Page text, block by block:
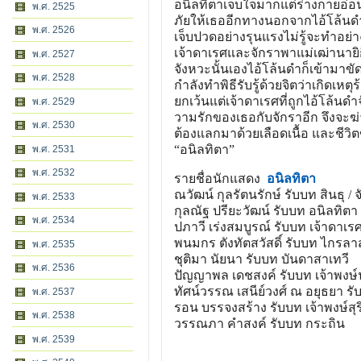
พ.ศ. 2525
พ.ศ. 2526
พ.ศ. 2527
พ.ศ. 2528
พ.ศ. 2529
พ.ศ. 2530
พ.ศ. 2531
พ.ศ. 2532
พ.ศ. 2533
พ.ศ. 2534
พ.ศ. 2535
พ.ศ. 2536
พ.ศ. 2537
พ.ศ. 2538
พ.ศ. 2539
อนิลทิตาเจ็บใจมากแต่ร่างกายอ่
ภัยให้เธออีกทางนอกจากไอ้โล้น
เจ็บปวดอย่างรุนแรงไม่รู้จะทำอย่
เจ้าดาเรศและจักราพาแม่เฒ่าน
จังหวะนั้นเองไอ้โล้นดำก็เข้ามา
กำลังทำพิธีรับรู้ด้วยจิตว่าเกิดเห
ยกเว้นแต่เจ้าดาเรศที่ถูกไอ้โล้นด
วามรักของเธอกับจักราอีก จึงจะ
ต้องแลกมาด้วยเลือดเนื้อ และชีวิ
“อนิลทิตา”
รายชื่อนักแสดง อนิลทิตา
ณวัฒน์ กุลรัตนรักษ์ รับบท สินธุ /
กุลณัฐ ปรียะวัฒน์ รับบท อนิลทิตา
ปภาวี เร่งสมบูรณ์ รับบท เจ้าดาเรศ
พนมกร ตังทัตสวัสดิ์ รับบท ไกรลา
ชุติมา นัยนา รับบท บันดาสาเทวี
ปัญญาพล เดชสงค์ รับบท เจ้าพง
ทัศน์วรรณ เสนีย์วงศ์ ณ อยุธยา รั
รอน บรรจงสร้าง รับบท เจ้าพงษ์
วรรณภา คำสงค์ รับบท กระถิน